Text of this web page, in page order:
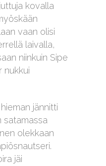
kovalla
vaan olisi
laivalla,
niinkuin Sipe
nukkui
jännitti
satamassa
olekkaan
jäi